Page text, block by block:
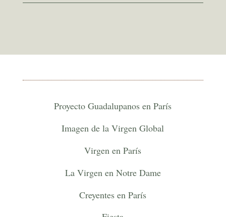
Proyecto Guadalupanos en París
Imagen de la Virgen Global
Virgen en París
La Virgen en Notre Dame
Creyentes en París